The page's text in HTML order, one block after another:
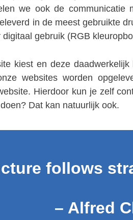
we ook de communicatie
in de meest gebruikte
gebruik (RGB
kiest en deze
websites worden
Hierdoor kun je zelf
Dat kan natuurlijk ook.
follows
– Alfred